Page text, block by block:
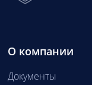
О компании
Документы